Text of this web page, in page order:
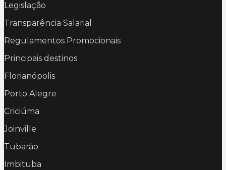
Legislação
Transparência Salarial
Regulamentos Promocionais
Principais destinos
Florianópolis
Porto Alegre
Criciúma
Joinville
Tubarão
Imbituba